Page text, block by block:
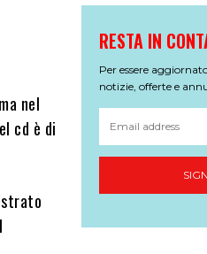
nel
cd è di
RESTA IN
Per essere
notizie, offerte e